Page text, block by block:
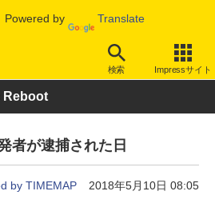
Powered by Translate
検索 Impressサイト
著作権・知財
Reboot
者が逮捕された日
by TIMEMAP 2018年5月10日 08:05